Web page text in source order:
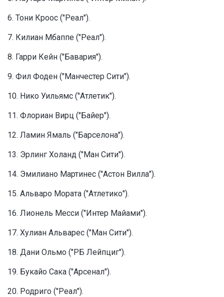
6. Тони Кроос ("Реал").
7. Килиан Мбаппе ("Реал").
8. Гарри Кейн ("Бавария").
9. Фил Фоден ("Манчестер Сити").
10. Нико Уильямс ("Атлетик").
11. Флориан Вирц ("Байер").
12. Ламин Ямаль ("Барселона").
13. Эрлинг Холанд ("Ман Сити").
14. Эмилиано Мартинес ("Астон Вилла").
15. Альваро Мората ("Атлетико").
16. Лионель Месси ("Интер Майами").
17. Хулиан Альварес ("Ман Сити").
18. Дани Ольмо ("РБ Лейпциг").
19. Букайо Сака ("Арсенал").
20. Родриго ("Реал").